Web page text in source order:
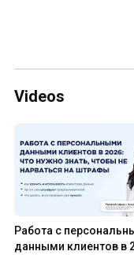
Videos
Работа с
данными клиентов в